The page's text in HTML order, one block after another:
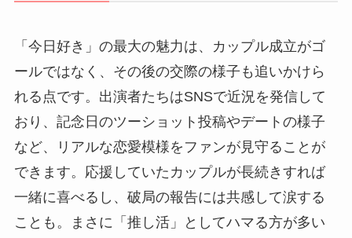
「今日好き」の最大の魅力は、カップル成立がゴ
ールではなく、その後の交際の様子も追いかけら
れる点です。出演者たちはSNSで近況を発信して
おり、記念日のツーショット投稿やデートの様子
など、リアルな恋愛模様をファンが見守ることが
できます。応援していたカップルが長続きすれば
一緒に喜べるし、破局の報告には共感して涙する
ことも。まさに「推し活」としてハマる方が多い